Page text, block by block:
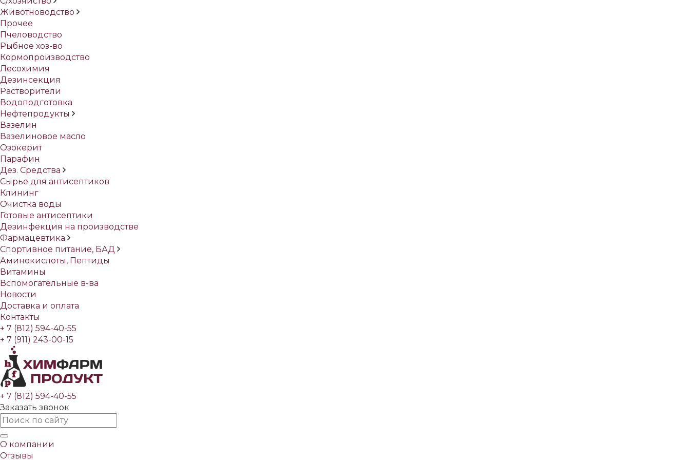
Животноводство
Прочее
Пчеловодство
Рыбное хоз-во
Кормопроизводство
Лесохимия
Дезинсекция
Растворители
Водоподготовка
Нефтепродукты
Вазелин
Вазелиновое масло
Озокерит
Парафин
Дез. Средства
Сырье для антисептиков
Клининг
Очистка воды
Готовые антисептики
Дезинфекция на производстве
Фармацевтика
Спортивное питание, БАД
Аминокислоты, Пептиды
Витамины
Вспомогательные в-ва
Новости
Доставка и оплата
Контакты
+ 7 (812) 594-40-55
+ 7 (911) 243-00-15
+ 7 (812) 594-40-55
Заказать звонок
О компании
Отзывы